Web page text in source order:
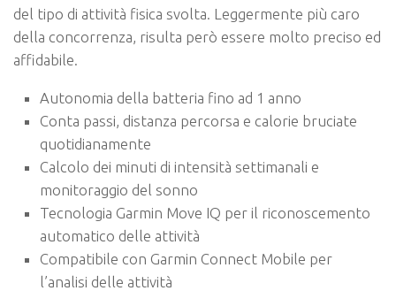
del tipo di attività fisica svolta. Leggermente più caro
della concorrenza, risulta però essere molto preciso ed
affidabile.
Autonomia della batteria fino ad 1 anno
Conta passi, distanza percorsa e calorie bruciate
quotidianamente
Calcolo dei minuti di intensità settimanali e
monitoraggio del sonno
Tecnologia Garmin Move IQ per il riconoscemento
automatico delle attività
Compatibile con Garmin Connect Mobile per
l’analisi delle attività